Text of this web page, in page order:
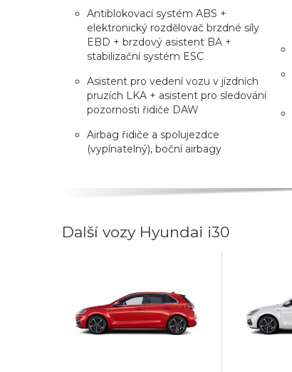
Antiblokovací systém ABS +
elektronický rozdělovač brzdné síly
EBD + brzdový asistent BA +
stabilizační systém ESC
Asistent pro vedení vozu v jízdních
pruzích LKA + asistent pro sledování
pozornosti řidiče DAW
Airbag řidiče a spolujezdce
(vypínatelný), boční airbagy
Další vozy Hyundai i30